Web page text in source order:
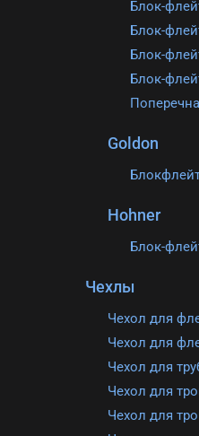
Блок-
Goldon
Hohner
Блок-
Чехлы